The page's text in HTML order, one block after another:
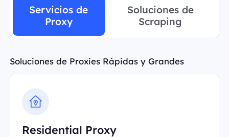
Servicios de
Proxy
Soluciones de
Scraping
Soluciones de Proxies Rápidas y Grandes
Residential Proxy